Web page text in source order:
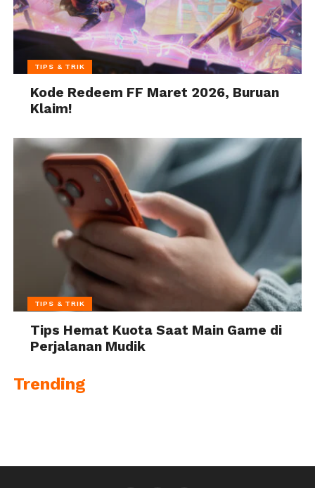
TIPS & TRIK
Kode Redeem FF Maret 2026, Buruan
Klaim!
TIPS & TRIK
Tips Hemat Kuota Saat Main Game di
Perjalanan Mudik
Trending